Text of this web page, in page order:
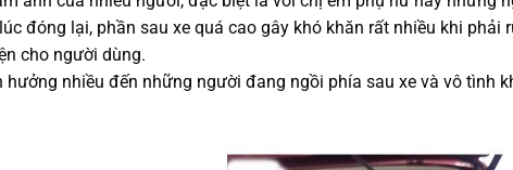
đóng lại, phần sau xe quá cao gây khó khăn rất nhiều khi
cho người dùng.
nhiều đến những người đang ngồi phía sau xe và vô tình